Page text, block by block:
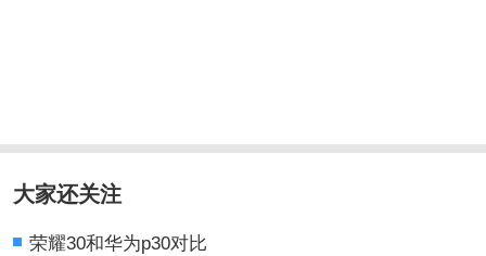
大家还关注
荣耀30和华为p30对比